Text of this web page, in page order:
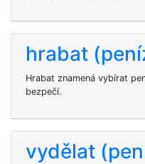
hrabat
Hrabat znamená vybírat
bezpečí.
vydělat